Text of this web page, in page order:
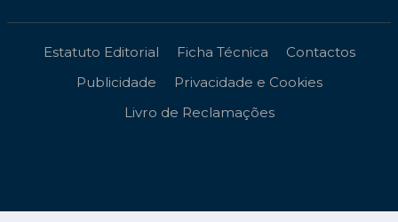
Estatuto Editorial Ficha Técnica
Contactos
Publicidade
Privacidade e Cookies
Livro de Reclamações